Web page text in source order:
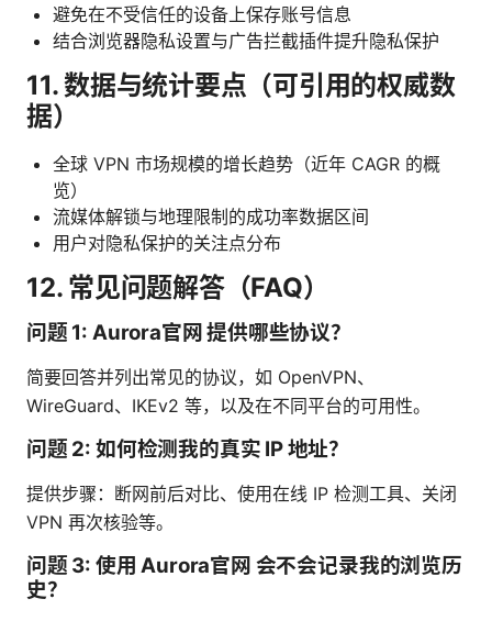
避免在不受信任的设备上保存账号信息
结合浏览器隐私设置与广告拦截插件提升隐私保护
11. 数据与统计要点（可引用的权威数
据）
全球 VPN 市场规模的增长趋势（近年 CAGR 的概
览）
流媒体解锁与地理限制的成功率数据区间
用户对隐私保护的关注点分布
12. 常见问题解答（FAQ）
问题 1: Aurora官网 提供哪些协议？
简要回答并列出常见的协议，如 OpenVPN、
WireGuard、IKEv2 等，以及在不同平台的可用性。
问题 2: 如何检测我的真实 IP 地址？
提供步骤：断网前后对比、使用在线 IP 检测工具、关闭
VPN 再次核验等。
问题 3: 使用 Aurora官网 会不会记录我的浏览历
史？